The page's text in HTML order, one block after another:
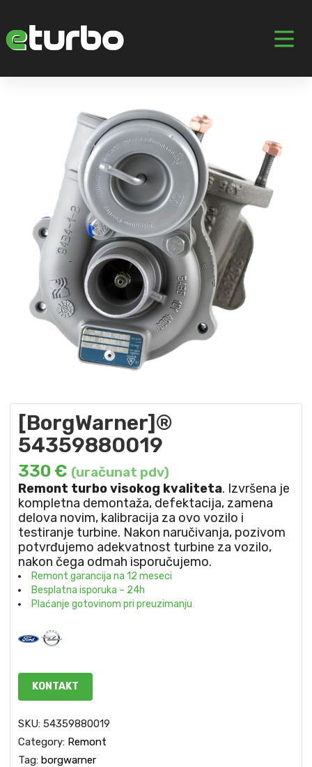
[BorgWarner]®
54359880019
330 € (uračunat pdv)
Remont turbo visokog kvaliteta. Izvršena je
kompletna demontaža, defektacija, zamena
delova novim, kalibracija za ovo vozilo i
testiranje turbine. Nakon naručivanja, pozivom
potvrđujemo adekvatnost turbine za vozilo,
nakon čega odmah isporučujemo.
Remont garancija na 12 meseci
Besplatna isporuka – 24h
Plaćanje gotovinom pri preuzimanju
KONTAKT
SKU: 54359880019
Category: Remont
Tag: borgwarner